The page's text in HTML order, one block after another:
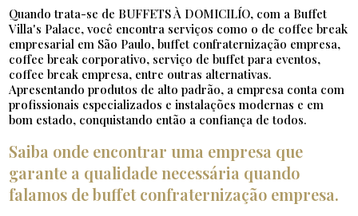
Quando trata-se de BUFFETS À DOMICILÍO, com a Buffet
Villa's Palace, você encontra serviços como o de coffee break
empresarial em São Paulo, buffet confraternização empresa,
coffee break corporativo, serviço de buffet para eventos,
coffee break empresa, entre outras alternativas.
Apresentando produtos de alto padrão, a empresa conta com
profissionais especializados e instalações modernas e em
bom estado, conquistando então a confiança de todos.
Saiba onde encontrar uma empresa que
garante a qualidade necessária quando
falamos de buffet confraternização empresa.